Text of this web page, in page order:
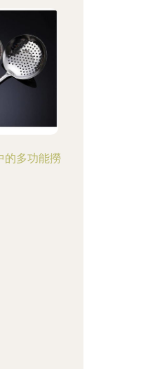
的多功能撈